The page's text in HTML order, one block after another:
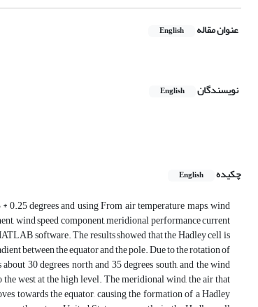
عنوان مقاله English
نویسندگان English
چکیده
English
degrees and using From air temperature maps, wind
wind speed component, meridional performance current
software. The results showed that the Hadley cell is
between the equator and the pole. Due to the rotation of
30 degrees north and 35 degrees south, and the wind
west at the high level. The meridional wind, the air that
towards the equator, causing the formation of a Hadley